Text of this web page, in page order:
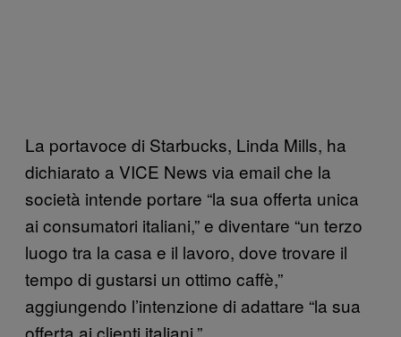
La portavoce di Starbucks, Linda Mills, ha
dichiarato a VICE News via email che la
società intende portare “la sua offerta unica
ai consumatori italiani,” e diventare “un terzo
luogo tra la casa e il lavoro, dove trovare il
tempo di gustarsi un ottimo caffè,”
aggiungendo l’intenzione di adattare “la sua
offerta ai clienti italiani.”